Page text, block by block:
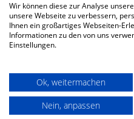
FAQ
Wir können diese zur Analyse
unsere Webseite zu verbessern,
Ihnen ein großartiges Webseiten-
Informationen zu den von uns
Einstellungen.
Ok, weitermachen
Nein, anpassen